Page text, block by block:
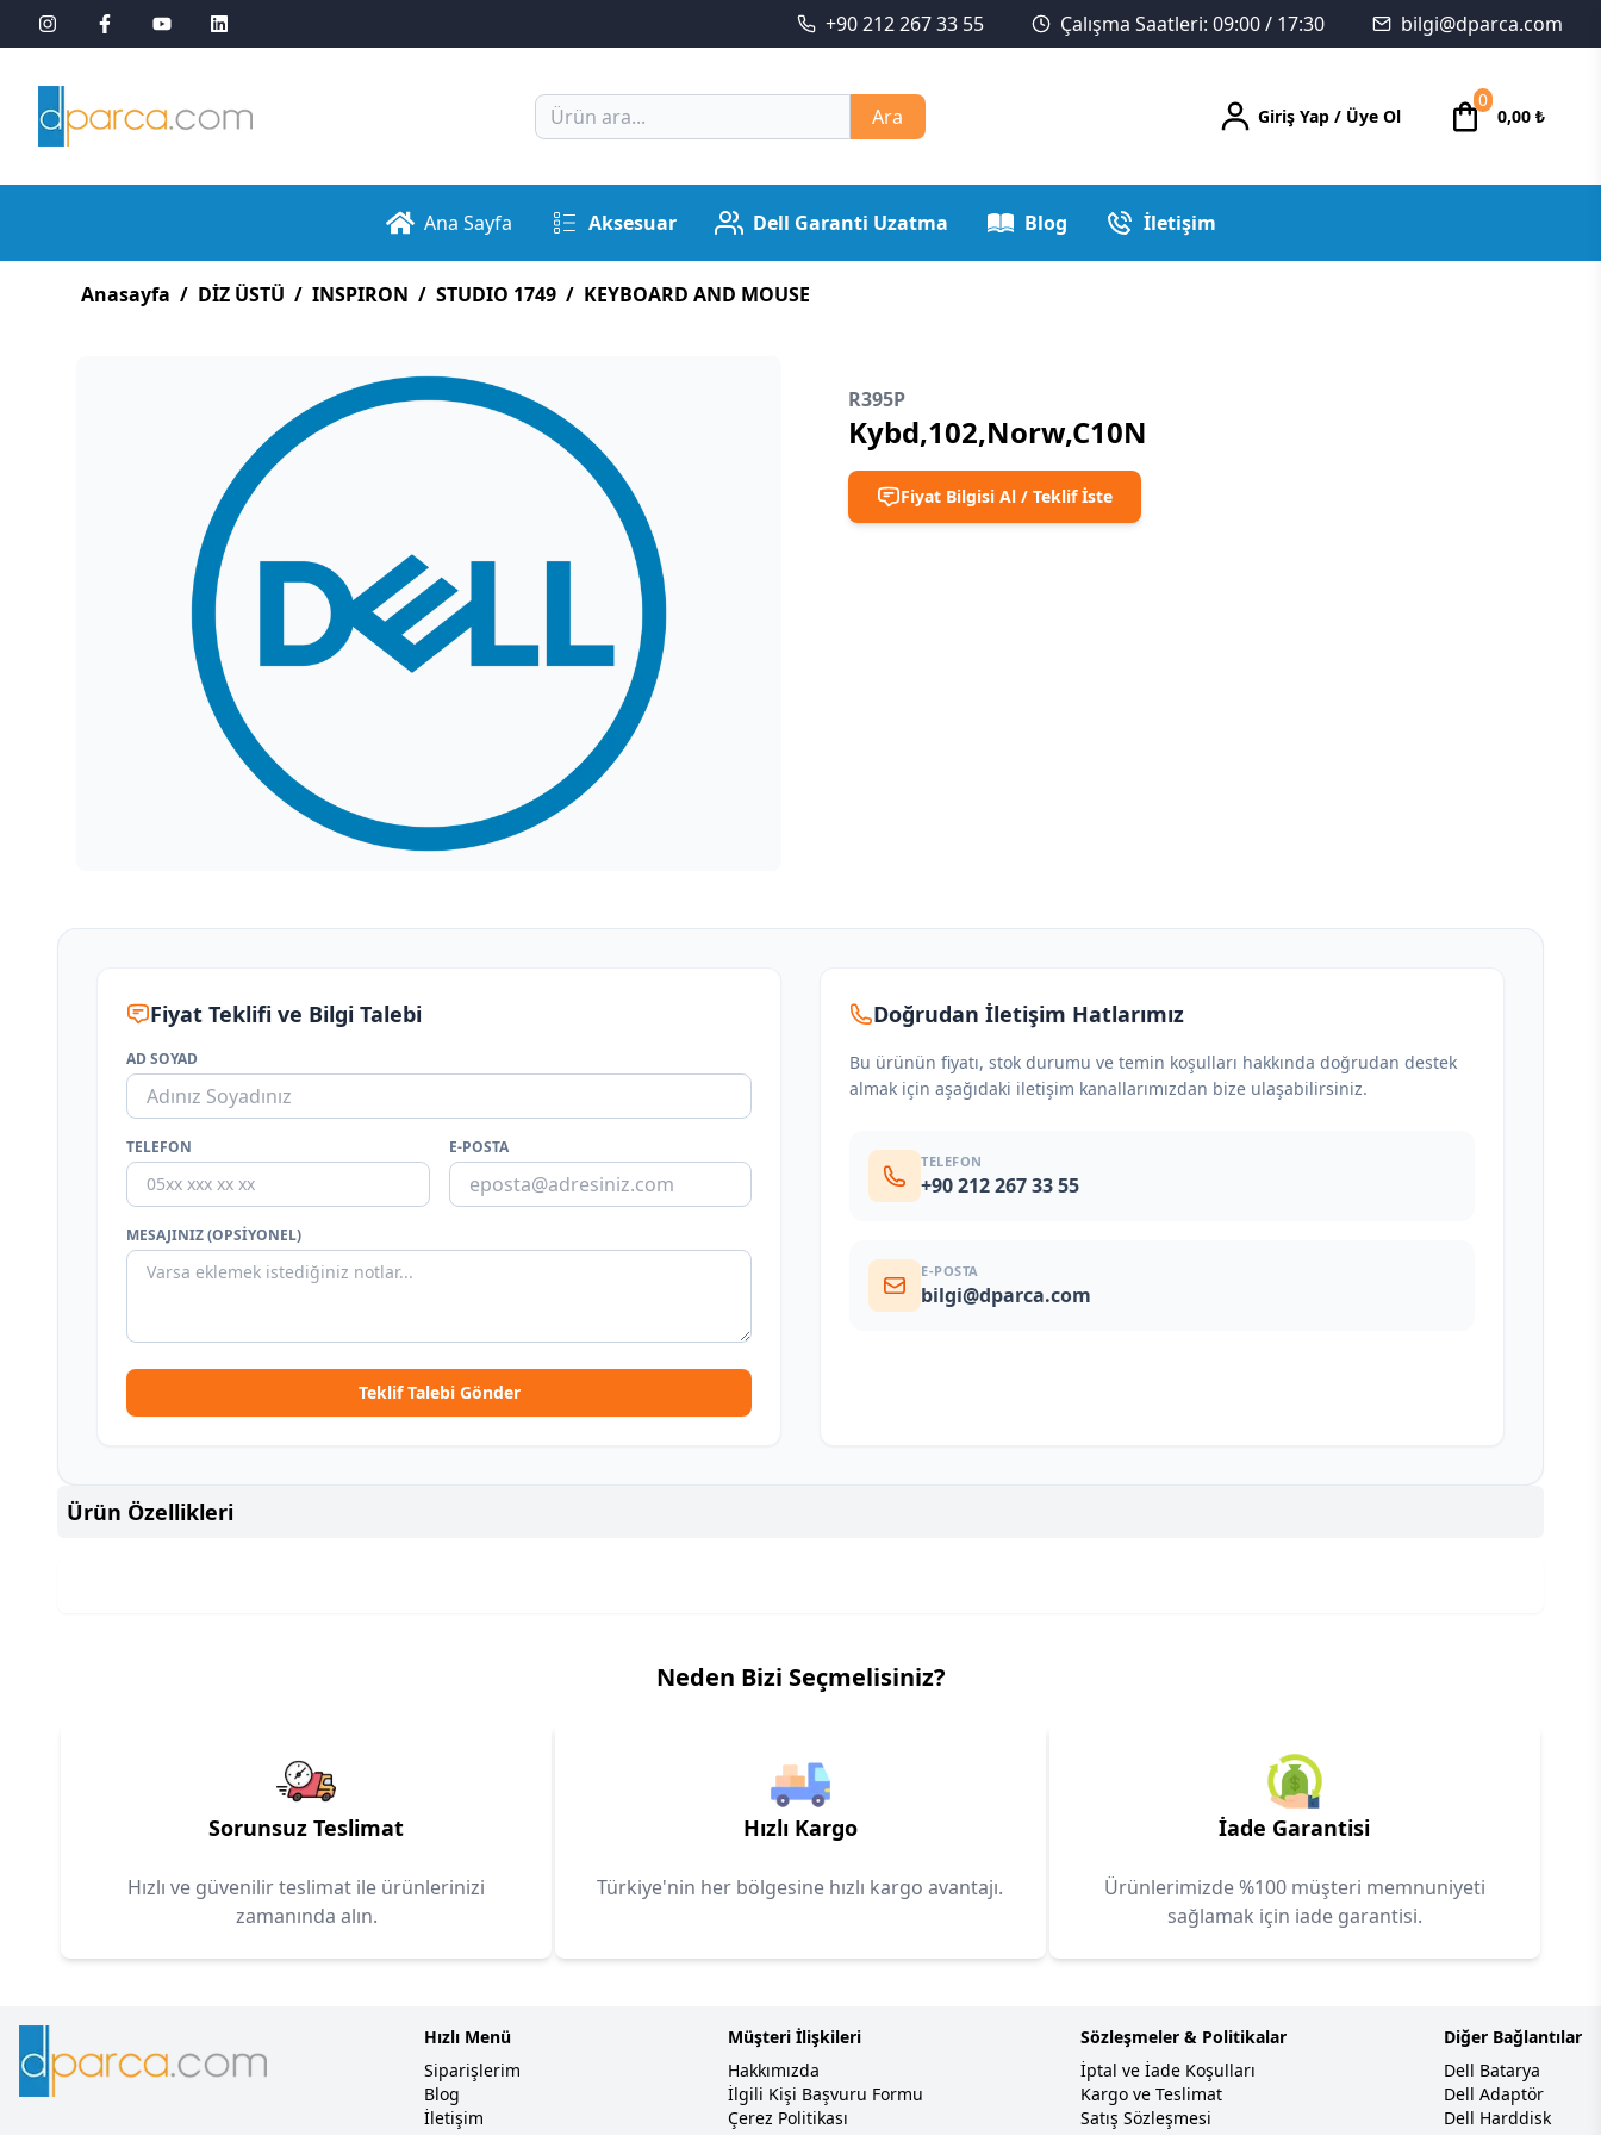
+90 212 267 33 55 Çalışma Saatleri: 09:00 / 17:30 bilgi@dparca.com
Ara Giriş Yap / Üye Ol
0
0,00 ₺
Ana Sayfa Aksesuar Dell Garanti Uzatma Blog İletişim
Anasayfa / DİZ ÜSTÜ / INSPIRON / STUDIO 1749 / KEYBOARD AND MOUSE
R395P
Kybd,102,Norw,C10N
Fiyat Bilgisi Al / Teklif İste
Fiyat Teklifi ve Bilgi Talebi
AD SOYAD
TELEFON E-POSTA
MESAJINIZ (OPSIYONEL)
Teklif Talebi Gönder
Doğrudan İletişim Hatlarımız
Bu ürünün fiyatı, stok durumu ve temin koşulları hakkında doğrudan destek
almak için aşağıdaki iletişim kanallarımızdan bize ulaşabilirsiniz.
TELEFON
+90 212 267 33 55
E-POSTA
bilgi@dparca.com
Ürün Özellikleri
Neden Bizi Seçmelisiniz?
Sorunsuz Teslimat
Hızlı ve güvenilir teslimat ile ürünlerinizi
zamanında alın.
Hızlı Kargo
Türkiye'nin her bölgesine hızlı kargo avantajı.
İade Garantisi
Ürünlerimizde %100 müşteri memnuniyeti
sağlamak için iade garantisi.
Hızlı Menü
Siparişlerim
Blog
İletişim
Müşteri İlişkileri
Hakkımızda
İlgili Kişi Başvuru Formu
Çerez Politikası
Sözleşmeler & Politikalar
İptal ve İade Koşulları
Kargo ve Teslimat
Satış Sözleşmesi
Diğer Bağlantılar
Dell Batarya
Dell Adaptör
Dell Harddisk